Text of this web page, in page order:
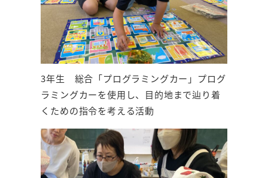
3年生 総合「プログラミングカー」プログ
ラミングカーを使用し、目的地まで辿り着
くための指令を考える活動